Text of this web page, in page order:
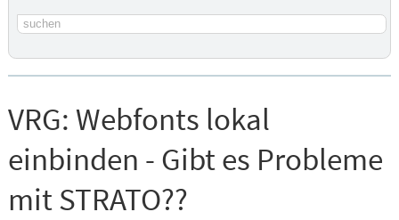
Suchbegriff
VRG: Webfonts lokal
einbinden - Gibt es Probleme
mit STRATO??